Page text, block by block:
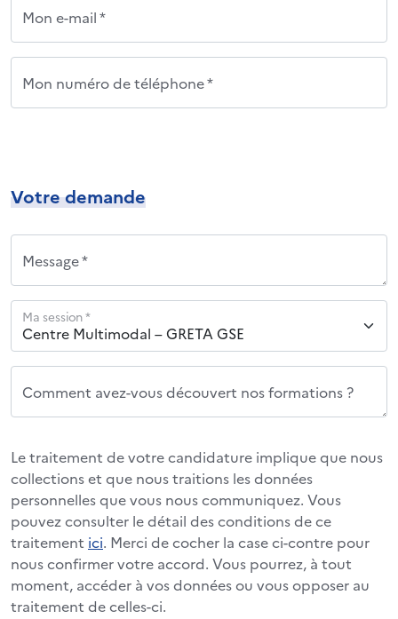
Mon e-mail *
Mon numéro de téléphone *
Votre demande
Message *
Ma session *
Comment avez-vous découvert nos formations ?
Le traitement de votre candidature implique que nous
collections et que nous traitions les données
personnelles que vous nous communiquez. Vous
pouvez consulter le détail des conditions de ce
traitement ici. Merci de cocher la case ci-contre pour
nous confirmer votre accord. Vous pourrez, à tout
moment, accéder à vos données ou vous opposer au
traitement de celles-ci.